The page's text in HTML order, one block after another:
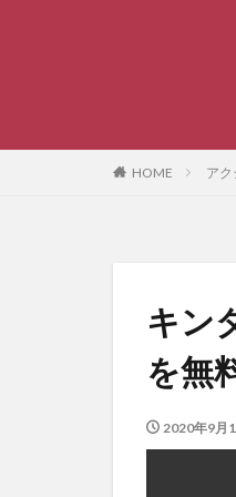
HOME アク
キン
を無
2020年9月